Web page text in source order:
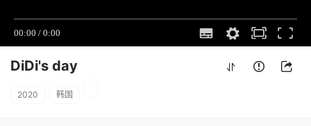
DiDi's day
2020 韩国